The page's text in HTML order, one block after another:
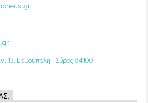
13, Ερμούπολη - Σύρος 84100